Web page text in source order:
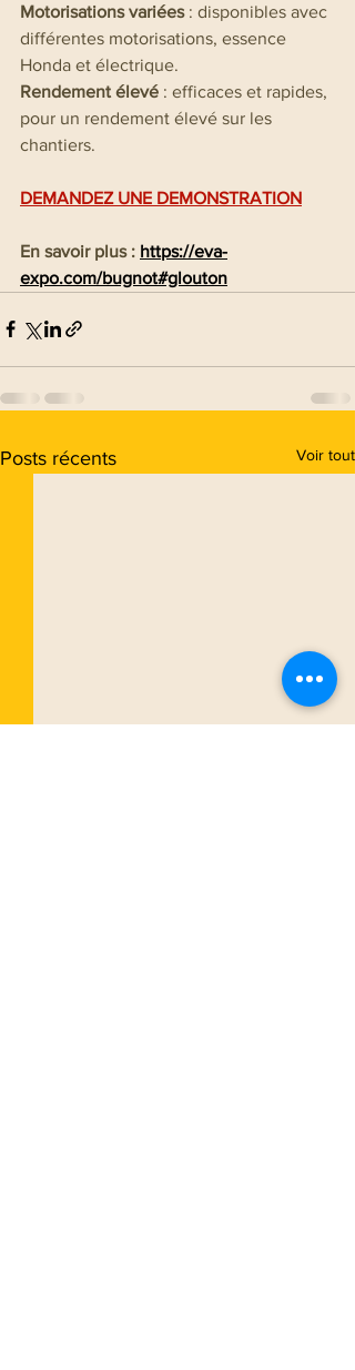
Motorisations variées : disponibles avec
différentes motorisations, essence
Honda et électrique.
Rendement élevé : efficaces et rapides,
pour un rendement élevé sur les
chantiers.
DEMANDEZ UNE DEMONSTRATION
En savoir plus : https://eva-
expo.com/bugnot#glouton
Posts récents Voir tout